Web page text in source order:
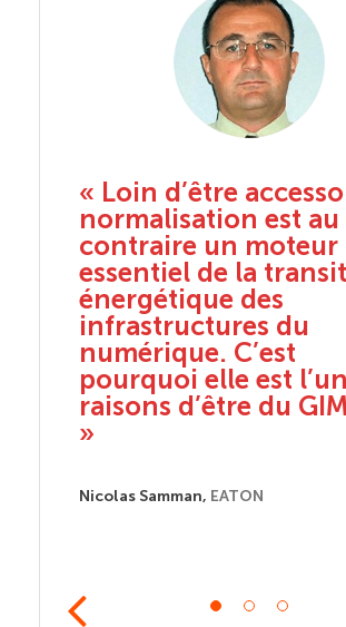
« Loin d’être
normalisation est au
contraire un moteur
essentiel de la
énergétique des
infrastructures du
numérique. C’est
pourquoi elle est
raisons d’être du
»
Nicolas Samman, EATON